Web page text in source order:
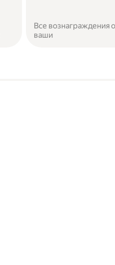
Все вознаграждения
ваши